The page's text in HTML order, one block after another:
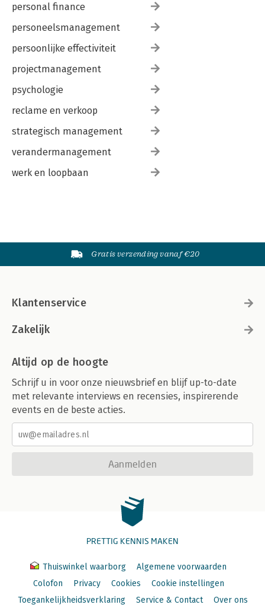
personal finance
personeelsmanagement
persoonlijke effectiviteit
projectmanagement
psychologie
reclame en verkoop
strategisch management
verandermanagement
werk en loopbaan
Gratis verzending vanaf €20
Klantenservice
Zakelijk
Altijd op de hoogte
Schrijf u in voor onze nieuwsbrief en blijf up-to-date
met relevante interviews en recensies, inspirerende
events en de beste acties.
Aanmelden
PRETTIG KENNIS MAKEN
Thuiswinkel waarborg
Algemene voorwaarden
Colofon
Privacy Cookies
Cookie instellingen
Toegankelijkheidsverklaring
Service & Contact Over ons